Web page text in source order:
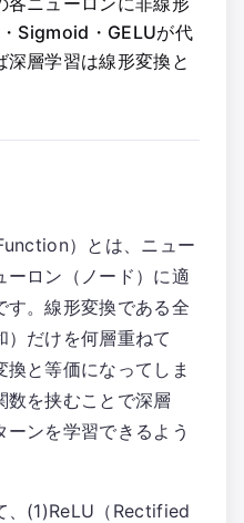
Sigmoid・GELUが代
層学習は線形変換と
）とは、ニュー
ーロン（ノード）に適
す。線形変換である全
だけを何層重ねて
換と等価になってしま
数を挟むことで深層
ンを学習できるよう
、(1)ReLU（Rectified